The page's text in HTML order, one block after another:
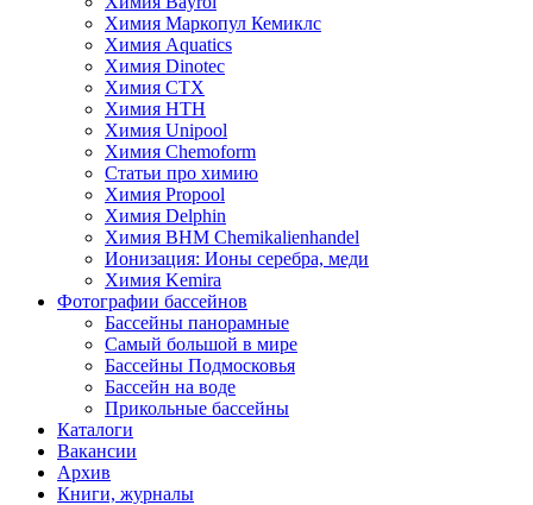
Химия Маркопул Кемиклс
Химия Aquatics
Химия Dinotec
Химия CTX
Химия HTH
Химия Unipool
Химия Chemoform
Статьи про химию
Химия Propool
Химия Delphin
Химия BHM Chemikalienhandel
Ионизация: Ионы серебра, меди
Химия Kemira
Фотографии бассейнов
Бассейны панорамные
Самый большой в мире
Бассейны Подмосковья
Бассейн на воде
Прикольные бассейны
Каталоги
Вакансии
Архив
Книги, журналы